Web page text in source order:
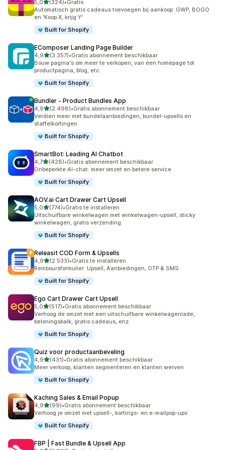
5,0van 5 sterren
(324)
324 recensies in totaal
•Gratis
Automatisch gratis cadeaus toevoegen bij aankoop: GWP, BOGO
en 'Koop X, krijg Y'
Built for Shopify
EComposer Landing Page Builder
4,9van 5 sterren
(3.357)
3357 recensies in totaal
•Gratis abonnement beschikbaar
Bouw pagina's om meer te verkopen, van een homepage tot
productpagina, blog, etc.
Built for Shopify
Bundler ‑ Product Bundles App
4,9van 5 sterren
(2.498)
2498 recensies in totaal
•Gratis abonnement beschikbaar
Verdien meer met bundelaanbiedingen, bundel-upsells en
staffelkortingen
Built for Shopify
SmartBot: Leading AI Chatbot
4,7van 5 sterren
(428)
428 recensies in totaal
•Gratis abonnement beschikbaar
Onbeperkte AI-chat: meer omzet en betere service
Built for Shopify
AOV.ai Cart Drawer Cart Upsell
5,0van 5 sterren
(774)
774 recensies in totaal
•Gratis te installeren
Uitschuifbare winkelwagen met winkelwagen-upsell, sticky
winkelwagen, gratis verzending
Built for Shopify
Releasit COD Form & Upsells
4,9van 5 sterren
(2.533)
2533 recensies in totaal
•Gratis te installeren
Remboursformulier: Upsell, Aanbiedingen, OTP & SMS
Built for Shopify
Ego Cart Drawer Cart Upsell
5,0van 5 sterren
(517)
517 recensies in totaal
•Gratis abonnement beschikbaar
Verhoog de omzet met een uitschuifbare winkelwagenlade,
beloningsbalk, gratis cadeaus, enz.
Built for Shopify
Quiz voor productaanbeveling
4,9van 5 sterren
(431)
431 recensies in totaal
•Gratis abonnement beschikbaar
Meer verkoop, klanten segmenteren en klanten werven
Built for Shopify
Kaching Sales & Email Popup
4,9van 5 sterren
(99)
99 recensies in totaal
•Gratis abonnement beschikbaar
Verhoog je omzet met upsell-, kortings- en e-mailpop-ups
Built for Shopify
FBP | Fast Bundle & Upsell App